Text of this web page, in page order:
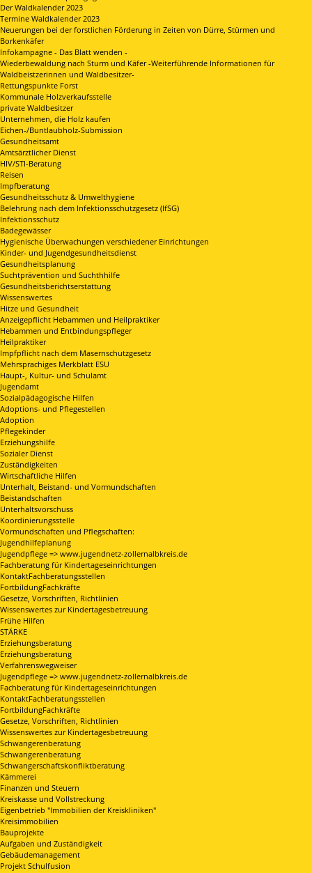
Der Waldkalender 2023
Termine Waldkalender 2023
Neuerungen bei der forstlichen Förderung in Zeiten von Dürre, Stürmen und
Borkenkäfer
Infokampagne - Das Blatt wenden -
Wiederbewaldung nach Sturm und Käfer -Weiterführende Informationen für
Waldbeistzerinnen und Waldbesitzer-
Rettungspunkte Forst
Kommunale Holzverkaufsstelle
private Waldbesitzer
Unternehmen, die Holz kaufen
Eichen-/Buntlaubholz-Submission
Gesundheitsamt
Amtsärztlicher Dienst
HIV/STI-Beratung
Reisen
Impfberatung
Gesundheitsschutz & Umwelthygiene
Belehrung nach dem Infektionsschutzgesetz (IfSG)
Infektionsschutz
Badegewässer
Hygienische Überwachungen verschiedener Einrichtungen
Kinder- und Jugendgesundheitsdienst
Gesundheitsplanung
Suchtprävention und Suchthhilfe
Gesundheitsberichtserstattung
Wissenswertes
Hitze und Gesundheit
Anzeigepflicht Hebammen und Heilpraktiker
Hebammen und Entbindungspfleger
Heilpraktiker
Impfpflicht nach dem Masernschutzgesetz
Mehrsprachiges Merkblatt ESU
Haupt-, Kultur- und Schulamt
Jugendamt
Sozialpädagogische Hilfen
Adoptions- und Pflegestellen
Adoption
Pflegekinder
Erziehungshilfe
Sozialer Dienst
Zuständigkeiten
Wirtschaftliche Hilfen
Unterhalt, Beistand- und Vormundschaften
Beistandschaften
Unterhaltsvorschuss
Koordinierungsstelle
Vormundschaften und Pflegschaften:
Jugendhilfeplanung
Jugendpflege => www.jugendnetz-zollernalbkreis.de
Fachberatung für Kindertageseinrichtungen
KontaktFachberatungsstellen
FortbildungFachkräfte
Gesetze, Vorschriften, Richtlinien
Wissenswertes zur Kindertagesbetreuung
Frühe Hilfen
STÄRKE
Erziehungsberatung
Erziehungsberatung
Verfahrenswegweiser
Jugendpflege => www.jugendnetz-zollernalbkreis.de
Fachberatung für Kindertageseinrichtungen
KontaktFachberatungsstellen
FortbildungFachkräfte
Gesetze, Vorschriften, Richtlinien
Wissenswertes zur Kindertagesbetreuung
Schwangerenberatung
Schwangerenberatung
Schwangerschaftskonfliktberatung
Kämmerei
Finanzen und Steuern
Kreiskasse und Vollstreckung
Eigenbetrieb "Immobilien der Kreiskliniken"
Kreisimmobilien
Bauprojekte
Aufgaben und Zuständigkeit
Gebäudemanagement
Projekt Schulfusion